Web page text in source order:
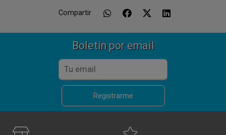
Compartir
Boletín por email
Registrarme